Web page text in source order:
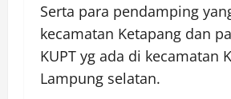
Serta para pendamping
kecamatan Ketapang dan
KUPT yg ada di kecamatan
Lampung selatan.